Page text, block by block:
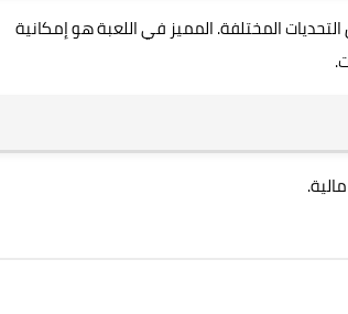
المختلفة. المميز في اللعبة هو إمكانية